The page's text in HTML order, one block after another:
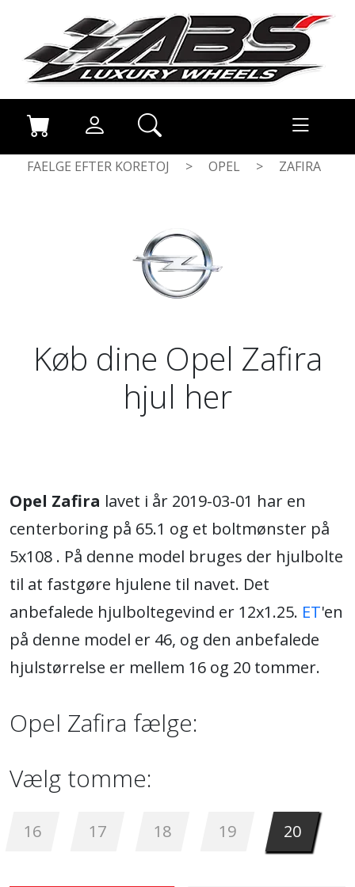
FAELGE EFTER KORETOJ > OPEL > ZAFIRA
Køb dine Opel Zafira
hjul her
Opel Zafira lavet i år 2019-03-01 har en
centerboring på 65.1 og et boltmønster på
5x108 . På denne model bruges der hjulbolte
til at fastgøre hjulene til navet. Det
anbefalede hjulboltegevind er 12x1.25. ET'en
på denne model er 46, og den anbefalede
hjulstørrelse er mellem 16 og 20 tommer.
Opel Zafira fælge:
Vælg tomme:
16 17 18 19 20